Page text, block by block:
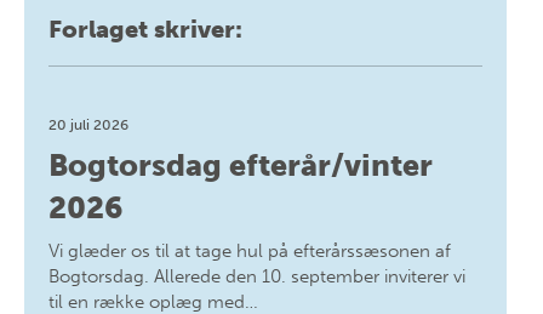
Forlaget skriver:
20 juli 2026
Bogtorsdag efterår/vinter
2026
Vi glæder os til at tage hul på efterårssæsonen af
Bogtorsdag. Allerede den 10. september inviterer vi
til en række oplæg med…